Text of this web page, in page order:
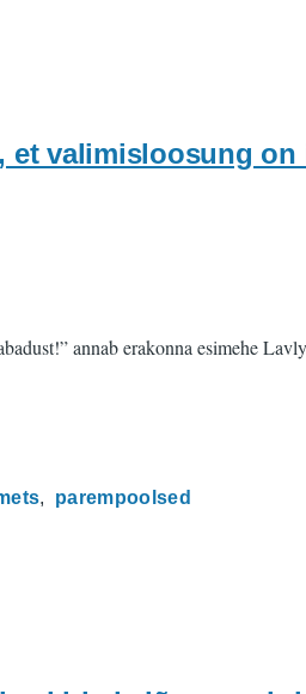
et valimisloosung
annab erakonna esimehe
parempoolsed